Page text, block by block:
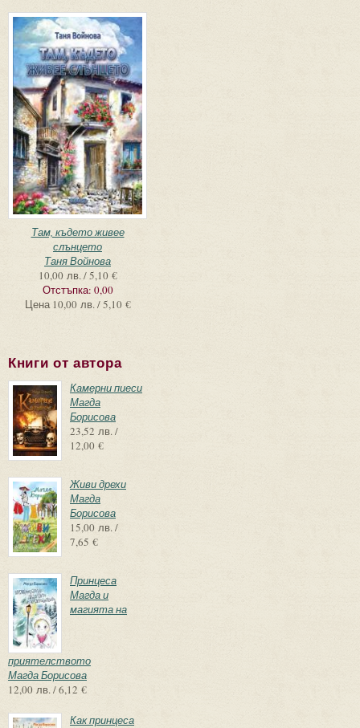
Там, където живее
слънцето
Таня Войнова
10,00 лв. / 5,10 €
Отстъпка: 0,00
Цена 10,00 лв. / 5,10 €
Книги от автора
Камерни пиеси
Магда
Борисова
23,52 лв. /
12,00 €
Живи дрехи
Магда
Борисова
15,00 лв. /
7,65 €
Принцеса
Магда и
магията на
приятелството
Магда Борисова
12,00 лв. / 6,12 €
Как принцеса